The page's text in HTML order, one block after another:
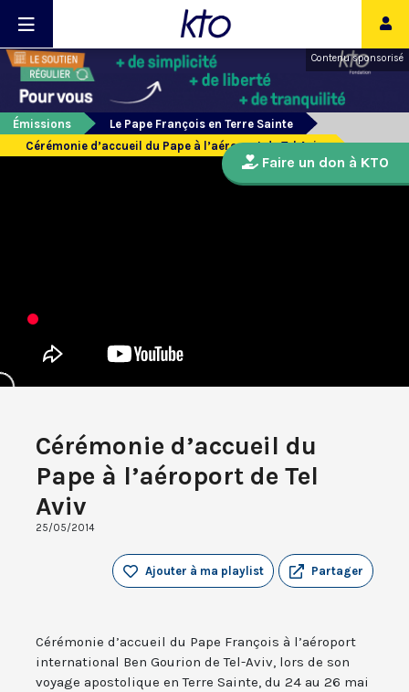
Contenu sponsorisé
Émissions
Le Pape François en Terre Sainte
Cérémonie d’accueil du Pape à l’aéroport de Tel Aviv
Cérémonie d’accueil du
Pape à l’aéroport de Tel
Aviv
25/05/2014
Partager
Ajouter à ma playlist
Cérémonie d’accueil du Pape François à l’aéroport
international Ben Gourion de Tel-Aviv, lors de son
voyage apostolique en Terre Sainte, du 24 au 26 mai
Faire un don à KTO